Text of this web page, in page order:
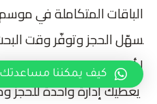
الباقات المتكاملة في
سهّل الحجز وتوفّر وقت
ا أكبر عند مقارنة
يعطيك إدارة واحدة للحجز
كيف يمكننا